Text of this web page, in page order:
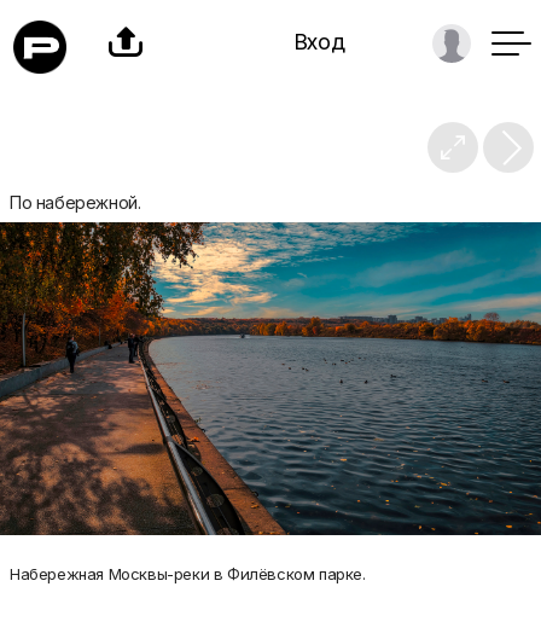
 Вход

По набережной.
Набережная Москвы-реки в Филёвском парке.